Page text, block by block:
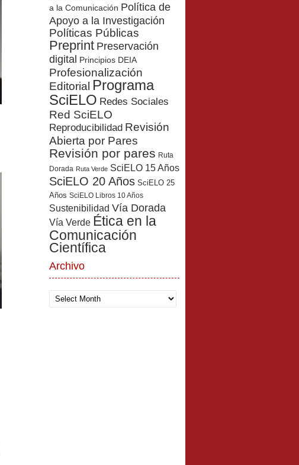
a la Comunicación Política de
Apoyo a la Investigación
Políticas Públicas
Preprint Preservación
digital Principios DEIA
Profesionalización
Editorial Programa
SciELO Redes Sociales
Red SciELO
Reproducibilidad Revisión
Abierta por Pares
Revisión por pares Ruta
Dorada Ruta Verde SciELO 15 Años
SciELO 20 Años SciELO 25
Años SciELO Libros 10 Años
Sustenibilidad Vía Dorada
Vía Verde Ética en la
Comunicación
Científica
Archivo
Archivo